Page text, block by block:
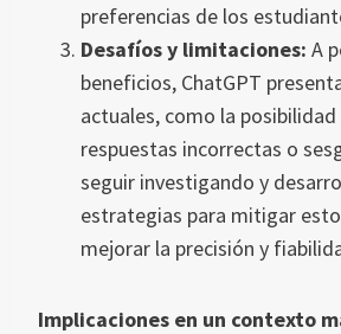
preferencias de los
Desafíos y limitaciones: A
beneficios, ChatGPT
actuales, como la
respuestas incorrectas o
seguir investigando y
estrategias para mitigar
mejorar la precisión y
Implicaciones en un contexto